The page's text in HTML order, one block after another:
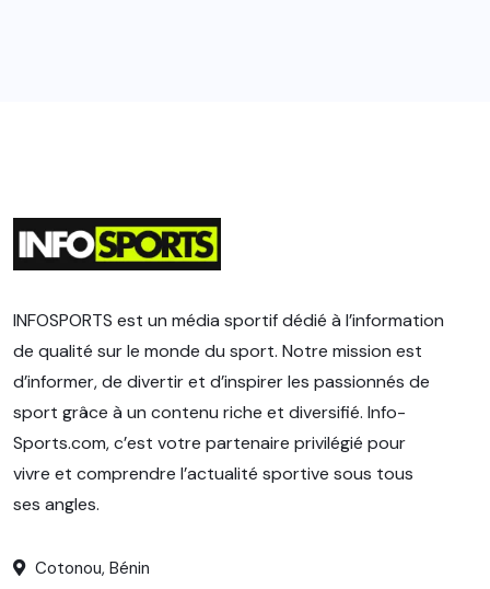
INFOSPORTS est un média sportif dédié à l’information
de qualité sur le monde du sport. Notre mission est
d’informer, de divertir et d’inspirer les passionnés de
sport grâce à un contenu riche et diversifié. Info-
Sports.com, c’est votre partenaire privilégié pour
vivre et comprendre l’actualité sportive sous tous
ses angles.
Cotonou, Bénin